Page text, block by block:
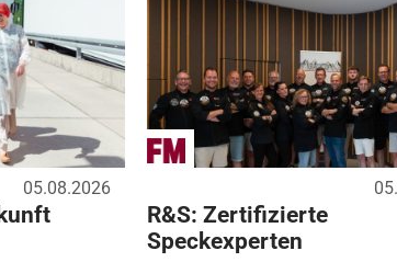
05.08.2026
R&S: Zertifizierte
Speckexperten